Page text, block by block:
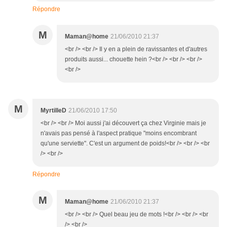
Répondre
M Maman@home 21/06/2010 21:37
<br /> <br /> Il y en a plein de ravissantes et d'autres
produits aussi... chouette hein ?<br /> <br /> <br />
<br />
M MyrtilleD 21/06/2010 17:50
<br /> <br /> Moi aussi j'ai découvert ça chez Virginie mais je
n'avais pas pensé à l'aspect pratique "moins encombrant
qu'une serviette". C'est un argument de poids!<br /> <br /> <br
/> <br />
Répondre
M Maman@home 21/06/2010 21:37
<br /> <br /> Quel beau jeu de mots !<br /> <br /> <br
/> <br />